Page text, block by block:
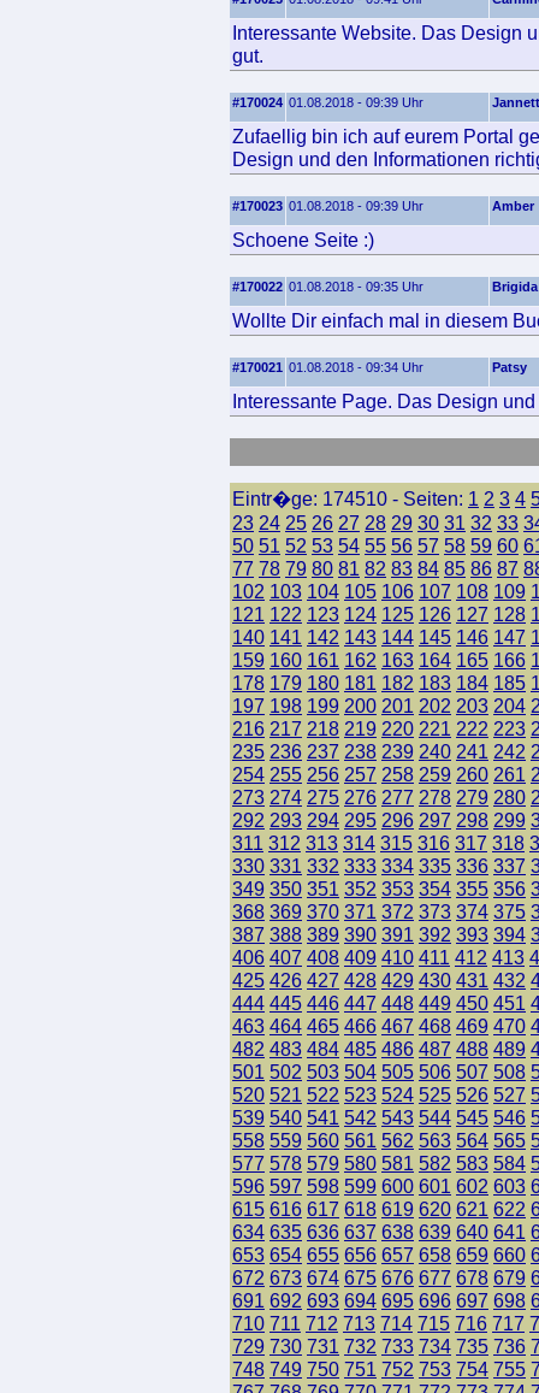
Interessante Website. Das Design
gut.
#170024 01.08.2018 - 09:39 Uhr
Zufaellig bin ich auf eurem Portal
Design und den Informationen
#170023 01.08.2018 - 09:39 Uhr Amber
Schoene Seite :)
#170022 01.08.2018 - 09:35 Uhr Brigida
Wollte Dir einfach mal in diesem
#170021 01.08.2018 - 09:34 Uhr Patsy
Interessante Page. Das Design
Eintr�ge: 174510 - Seiten: 1 2 3 4
23 24 25 26 27 28 29 30 31 32 33
50 51 52 53 54 55 56 57 58 59 60
77 78 79 80 81 82 83 84 85 86 87
102 103 104 105 106 107 108 109
121 122 123 124 125 126 127 128
140 141 142 143 144 145 146 147
159 160 161 162 163 164 165 166
178 179 180 181 182 183 184 185
197 198 199 200 201 202 203 204
216 217 218 219 220 221 222 223
235 236 237 238 239 240 241 242
254 255 256 257 258 259 260 261
273 274 275 276 277 278 279 280
292 293 294 295 296 297 298 299
311 312 313 314 315 316 317 318
330 331 332 333 334 335 336 337
349 350 351 352 353 354 355 356
368 369 370 371 372 373 374 375
387 388 389 390 391 392 393 394
406 407 408 409 410 411 412 413
425 426 427 428 429 430 431 432
444 445 446 447 448 449 450 451
463 464 465 466 467 468 469 470
482 483 484 485 486 487 488 489
501 502 503 504 505 506 507 508
520 521 522 523 524 525 526 527
539 540 541 542 543 544 545 546
558 559 560 561 562 563 564 565
577 578 579 580 581 582 583 584
596 597 598 599 600 601 602 603
615 616 617 618 619 620 621 622
634 635 636 637 638 639 640 641
653 654 655 656 657 658 659 660
672 673 674 675 676 677 678 679
691 692 693 694 695 696 697 698
710 711 712 713 714 715 716 717
729 730 731 732 733 734 735 736
748 749 750 751 752 753 754 755